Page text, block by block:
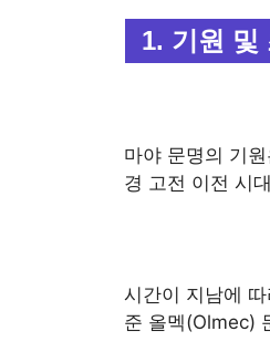
1. 기원 및
마야 문명의 기
경 고전 이전 시
시간이 지남에
준 올멕(Olmec)